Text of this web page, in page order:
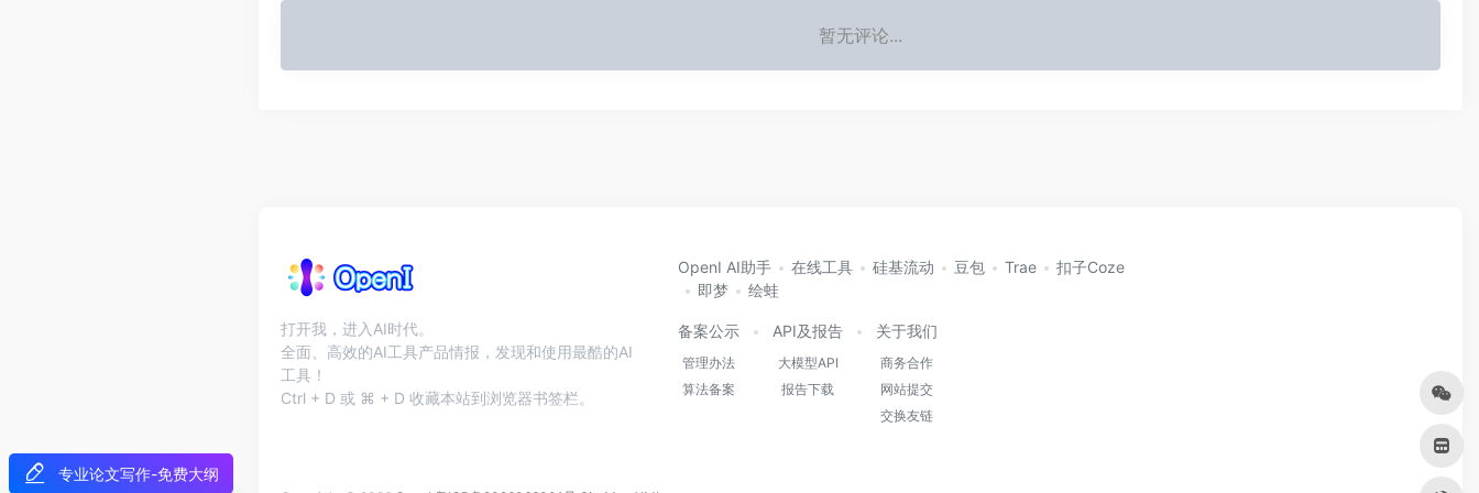
专业论文写作-免费大纲
暂无评论...
打开我，进入AI时代。
全面、高效的AI工具产品情报，发现和使用最酷的AI
工具！
Ctrl + D 或 ⌘ + D 收藏本站到浏览器书签栏。
OpenI AI助手 在线工具 硅基流动 豆包 Trae
扣子Coze
即梦
绘蛙
备案公示
管理办法
算法备案
API及报告
大模型API
报告下载
关于我们
商务合作
网站提交
交换友链